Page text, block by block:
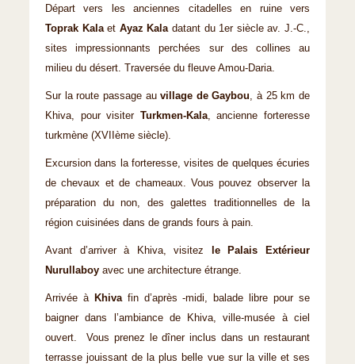
Départ vers les anciennes citadelles en ruine vers
Toprak Kalaet Ayaz Kaladatant du 1er siècle av. J.-C.,
sites impressionnants perchées sur des collines au
milieu du désert. Traversée du fleuve Amou-Daria.
Sur la route passage auvillage de Gaybou, à 25 km de
Khiva, pour visiter Turkmen-Kala, ancienne forteresse
turkmène (XVIIème siècle).
Excursion dans la forteresse, visites de quelques écuries
de chevaux et de chameaux. Vous pouvez observer la
préparation du non, des galettes traditionnelles de la
région cuisinées dans de grands fours à pain.
Avant d’arriver à Khiva, visitez
le Palais Extérieur
Nurullaboy avec une architecture étrange.
Arrivée à Khivafin d’après -midi, balade libre pour se
baigner dans l’ambiance de Khiva, ville-musée à ciel
ouvert. Vous prenez le dîner inclus dans un restaurant
terrasse jouissant de la plus belle vue sur la ville et ses